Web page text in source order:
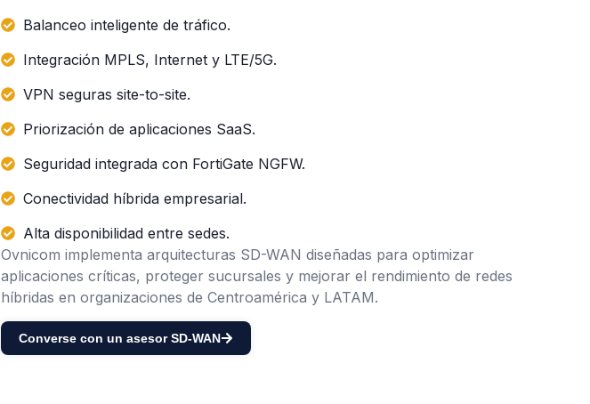
Balanceo inteligente de tráfico.
Integración MPLS, Internet y LTE/5G.
VPN seguras site-to-site.
Priorización de aplicaciones SaaS.
Seguridad integrada con FortiGate NGFW.
Conectividad híbrida empresarial.
Alta disponibilidad entre sedes.
Ovnicom implementa arquitecturas SD-WAN diseñadas para optimizar
aplicaciones críticas, proteger sucursales y mejorar el rendimiento de redes
híbridas en organizaciones de Centroamérica y LATAM.
Converse con un asesor SD-WAN